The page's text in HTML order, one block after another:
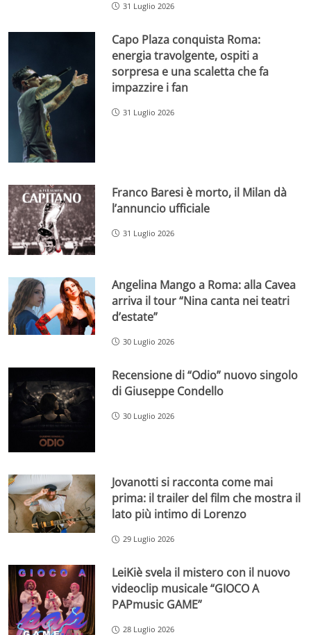
31 Luglio 2026
Capo Plaza conquista Roma:
energia travolgente, ospiti a
sorpresa e una scaletta che fa
impazzire i fan
31 Luglio 2026
Franco Baresi è morto, il Milan dà
l’annuncio ufficiale
31 Luglio 2026
Angelina Mango a Roma: alla Cavea
arriva il tour “Nina canta nei teatri
d’estate”
30 Luglio 2026
Recensione di “Odio” nuovo singolo
di Giuseppe Condello
30 Luglio 2026
Jovanotti si racconta come mai
prima: il trailer del film che mostra il
lato più intimo di Lorenzo
29 Luglio 2026
LeiKiè svela il mistero con il nuovo
videoclip musicale “GIOCO A
PAPmusic GAME”
28 Luglio 2026